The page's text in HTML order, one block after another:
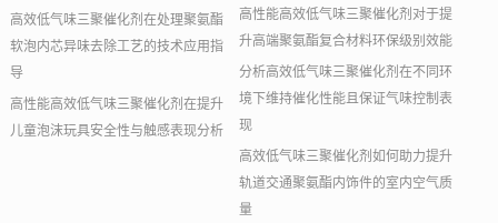
高效低气味三聚催化剂在处理聚氨酯
软泡内芯异味去除工艺的技术应用指
导
高性能高效低气味三聚催化剂在提升
儿童泡沫玩具安全性与触感表现分析
高性能高效低气味三聚催化剂对于提
升高端聚氨酯复合材料环保级别效能
分析高效低气味三聚催化剂在不同环
境下维持催化性能且保证气味控制表
现
高效低气味三聚催化剂如何助力提升
轨道交通聚氨酯内饰件的室内空气质
量